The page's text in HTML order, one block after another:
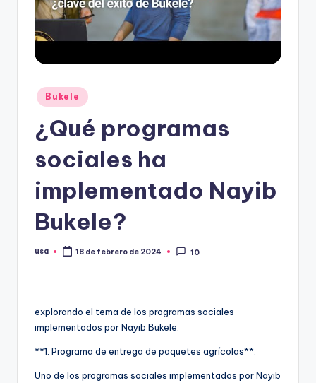
Publicado
en
Bukele
¿Qué programas
sociales ha
implementado Nayib
Bukele?
Publicado
usa 18 de febrero de 2024 10
explorando el tema de los programas sociales
implementados por Nayib Bukele.
**1. Programa de entrega de paquetes agrícolas**:
Uno de los programas sociales implementados por Nayib